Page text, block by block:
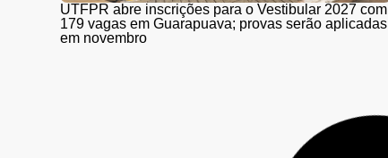
UTFPR abre inscrições para o Vestibular 2027 com
179 vagas em Guarapuava; provas serão aplicadas
em novembro
Coleta seletiva está de volta em Guarapuava a